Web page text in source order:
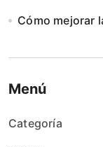
Cómo mejorar
Menú
Categoría